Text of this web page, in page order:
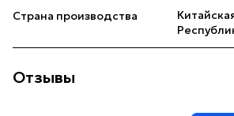
Страна производства
Отзывы